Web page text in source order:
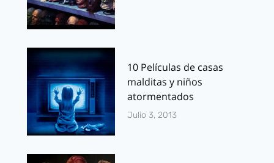
10 Películas de casas
malditas y niños
atormentados
Julio 3, 2013